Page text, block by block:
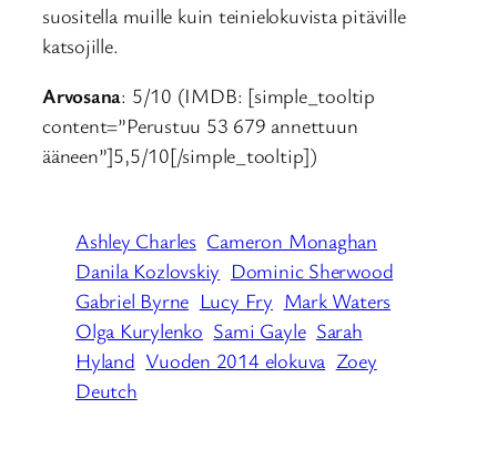
suositella muille kuin teinielokuvista pitäville
katsojille.
Arvosana: 5/10 (IMDB: [simple_tooltip
content=”Perustuu 53 679 annettuun
ääneen”]5,5/10[/simple_tooltip])
Ashley Charles Cameron Monaghan
Danila Kozlovskiy Dominic Sherwood
Gabriel Byrne Lucy Fry Mark Waters
Olga Kurylenko Sami Gayle Sarah
Hyland Vuoden 2014 elokuva Zoey
Deutch